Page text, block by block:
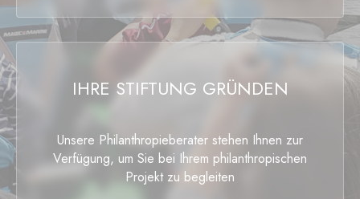
IHRE STIFTUNG GRÜNDEN
Unsere Philanthropieberater stehen Ihnen zur
Verfügung, um Sie bei Ihrem philanthropischen
Projekt zu begleiten